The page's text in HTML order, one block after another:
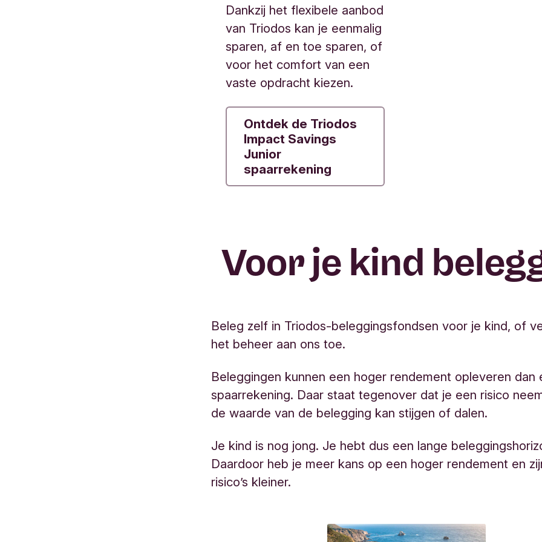
Dankzij het flexibele aanbod
van Triodos kan je eenmalig
sparen, af en toe sparen, of
voor het comfort van een
vaste opdracht kiezen.
Ontdek de Triodos
Impact Savings
Junior
spaarrekening
Voor je kind
Beleg zelf in Triodos-beleggingsfondsen voor je kind, of
het beheer aan ons toe.
Beleggingen kunnen een hoger rendement opleveren dan
spaarrekening. Daar staat tegenover dat je een risico
de waarde van de belegging kan stijgen of dalen.
Je kind is nog jong. Je hebt dus een lange
Daardoor heb je meer kans op een hoger rendement en
risico’s kleiner.